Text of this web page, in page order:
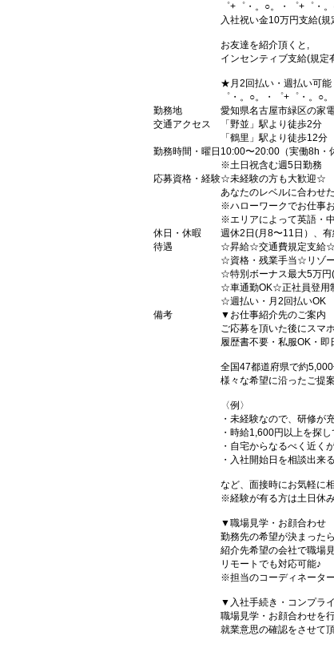
゜+゜・。○。・゜+゜・
入社祝い金10万円支給(規
お友達を紹介頂くと,
インセンティブ支給(規定
★月2回払い・週払い可
゜・。○。・゜+゜・。○
勤務地
愛知県名古屋市緑区の家
交通アクセス
「野並」駅より徒歩2分
「鶴里」駅より徒歩12分
勤務時間・曜日 10:00〜20:00（実働8h・
※土日祝含む週5日勤務
応募資格・経験☆未経験の方も大歓迎☆
あなたのレベルに合わせ
※ハローワークでお仕事
※エリアによって英語・
休日・休暇
週休2日(月8〜11日）、有
待遇
☆昇給☆交通費規定支給
☆資格・残業手当☆リゾ
☆特別ボーナス最大5万
☆車通勤OK☆正社員登用
☆週払い・月2回払いOK
備考
▼お仕事紹介先のご案内
ご応募を頂いた後にスマ
履歴書不要・私服OK・
全国47都道府県で約
様々な希望に沿ったご提案
〈例〉
・未経験なので、研修が
・時給1,600円以上を探し
・自宅からなるべく近く
・入社開始日を相談出来
など、面接時にお気軽に
※経験が有る方は土日休
▼職場見学・お顔合わせ
勤務先の希望が決まったら
紹介先希望の会社で職場
リモートでも対応可能♪
※担当のコーディネータ
▼入社手続き・コンプラ
職場見学・お顔合わせを
就業意思の確認をさせて頂